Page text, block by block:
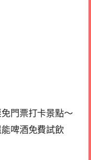
門票打卡景點～
啤酒免費試飲